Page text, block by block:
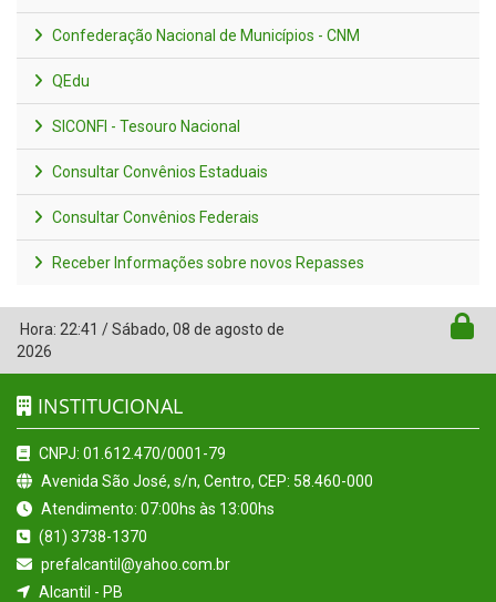
Confederação Nacional de Municípios - CNM
QEdu
SICONFI - Tesouro Nacional
Consultar Convênios Estaduais
Consultar Convênios Federais
Receber Informações sobre novos Repasses
Hora: 22:41 /Sábado, 08 de agosto de
2026
INSTITUCIONAL
CNPJ: 01.612.470/0001-79
Avenida São José, s/n, Centro, CEP: 58.460-000
Atendimento: 07:00hs às 13:00hs
(81) 3738-1370
prefalcantil@yahoo.com.br
Alcantil - PB